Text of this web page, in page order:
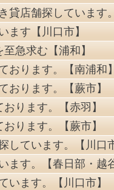
貸店舗探しています
ます【川口市】
急求む【浦和】
おります。【南浦和
おります。【蕨市】
ります。【赤羽】
ります。【蕨市】
しています。【川口
ます。【春日部・越
います。【川口市】